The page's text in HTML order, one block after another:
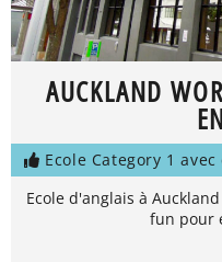
AUCKLAND
Ecole Category 1
Ecole d'anglais à
fun pour